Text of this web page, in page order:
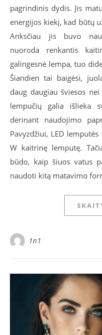
pagrindinis dydis. Jis
energijos kiekį, kad būtų
Anksčiau jis buvo
nuoroda renkantis
galingesnė lempa, tuo
Šiandien tai baigėsi,
daug daugiau šviesos
lempučių galia išlieka
derinant naudojimo
Pavyzdžiui, LED
W kaitrinę lemputę.
būdo, kaip šiuos vatus
naudoti kitą matavimo
1n1